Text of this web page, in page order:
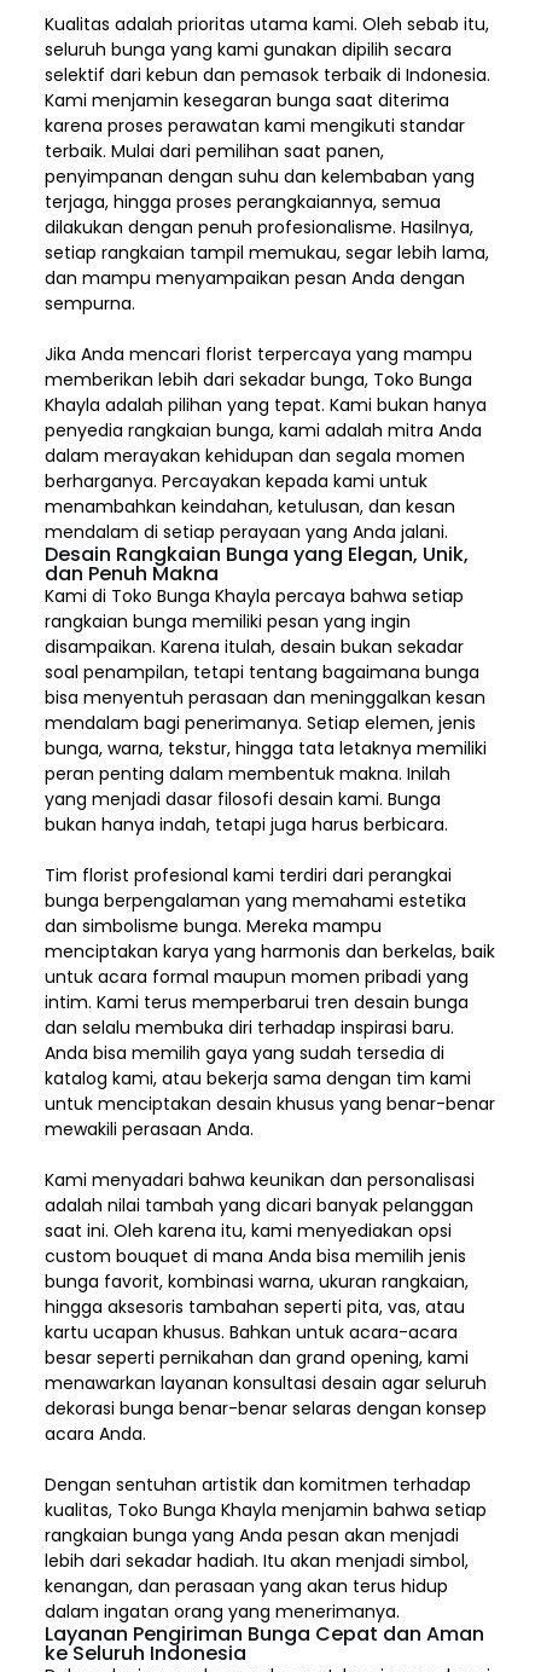
Kualitas adalah prioritas utama kami. Oleh sebab itu,
seluruh bunga yang kami gunakan dipilih secara
selektif dari kebun dan pemasok terbaik di Indonesia.
Kami menjamin kesegaran bunga saat diterima
karena proses perawatan kami mengikuti standar
terbaik. Mulai dari pemilihan saat panen,
penyimpanan dengan suhu dan kelembaban yang
terjaga, hingga proses perangkaiannya, semua
dilakukan dengan penuh profesionalisme. Hasilnya,
setiap rangkaian tampil memukau, segar lebih lama,
dan mampu menyampaikan pesan Anda dengan
sempurna.
Jika Anda mencari florist terpercaya yang mampu
memberikan lebih dari sekadar bunga, Toko Bunga
Khayla adalah pilihan yang tepat. Kami bukan hanya
penyedia rangkaian bunga, kami adalah mitra Anda
dalam merayakan kehidupan dan segala momen
berharganya. Percayakan kepada kami untuk
menambahkan keindahan, ketulusan, dan kesan
mendalam di setiap perayaan yang Anda jalani.
Desain Rangkaian Bunga yang Elegan, Unik,
dan Penuh Makna
Kami di Toko Bunga Khayla percaya bahwa setiap
rangkaian bunga memiliki pesan yang ingin
disampaikan. Karena itulah, desain bukan sekadar
soal penampilan, tetapi tentang bagaimana bunga
bisa menyentuh perasaan dan meninggalkan kesan
mendalam bagi penerimanya. Setiap elemen, jenis
bunga, warna, tekstur, hingga tata letaknya memiliki
peran penting dalam membentuk makna. Inilah
yang menjadi dasar filosofi desain kami. Bunga
bukan hanya indah, tetapi juga harus berbicara.
Tim florist profesional kami terdiri dari perangkai
bunga berpengalaman yang memahami estetika
dan simbolisme bunga. Mereka mampu
menciptakan karya yang harmonis dan berkelas, baik
untuk acara formal maupun momen pribadi yang
intim. Kami terus memperbarui tren desain bunga
dan selalu membuka diri terhadap inspirasi baru.
Anda bisa memilih gaya yang sudah tersedia di
katalog kami, atau bekerja sama dengan tim kami
untuk menciptakan desain khusus yang benar-benar
mewakili perasaan Anda.
Kami menyadari bahwa keunikan dan personalisasi
adalah nilai tambah yang dicari banyak pelanggan
saat ini. Oleh karena itu, kami menyediakan opsi
custom bouquet di mana Anda bisa memilih jenis
bunga favorit, kombinasi warna, ukuran rangkaian,
hingga aksesoris tambahan seperti pita, vas, atau
kartu ucapan khusus. Bahkan untuk acara-acara
besar seperti pernikahan dan grand opening, kami
menawarkan layanan konsultasi desain agar seluruh
dekorasi bunga benar-benar selaras dengan konsep
acara Anda.
Dengan sentuhan artistik dan komitmen terhadap
kualitas, Toko Bunga Khayla menjamin bahwa setiap
rangkaian bunga yang Anda pesan akan menjadi
lebih dari sekadar hadiah. Itu akan menjadi simbol,
kenangan, dan perasaan yang akan terus hidup
dalam ingatan orang yang menerimanya.
Layanan Pengiriman Bunga Cepat dan Aman
ke Seluruh Indonesia